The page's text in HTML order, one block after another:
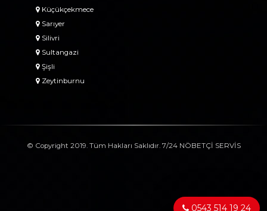
Küçükçekmece
Sarıyer
Silivri
Sultangazi
Şişli
Zeytinburnu
© Copyright 2019. Tüm Hakları Saklıdır. 7/24 NÖBETÇİ SERVİS
0543 514 19 24